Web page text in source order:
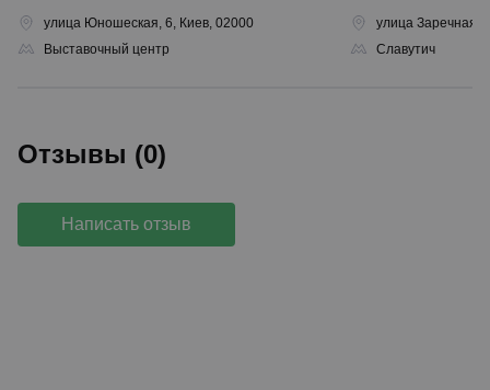
улица Юношеская, 6, Киев, 02000
Выставочный центр
улица Заречная,
Славутич
Отзывы (0)
Написать отзыв